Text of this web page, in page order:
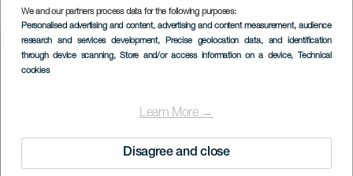
We and our partners process data for the following purposes:
Personalised advertising and content, advertising and content measurement, audience
research and services development, Precise geolocation data, and identification
through device scanning, Store and/or access information on a device, Technical
cookies
Learn More →
Disagree and close
Imagen
Listado